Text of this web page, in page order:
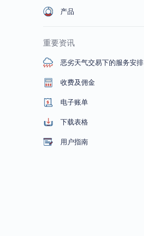
产品
重要资讯
恶劣天气交易下的服务安排
收费及佣金
电子账单
下载表格
用户指南